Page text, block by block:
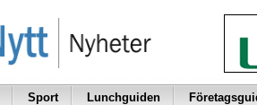
Sport Lunchguiden